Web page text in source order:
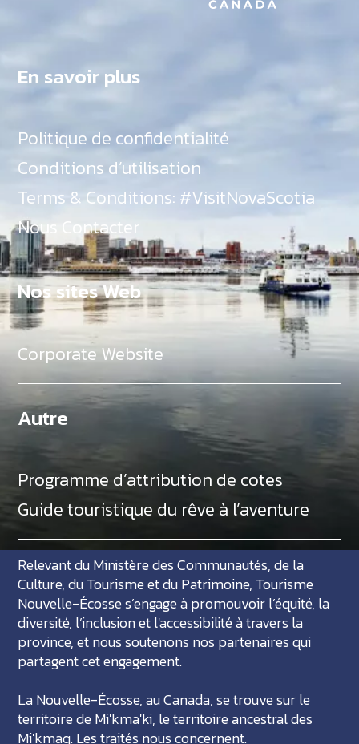
En savoir plus
Politique de confidentialité
Conditions d’utilisation
Terms & Conditions: #VisitNovaScotia
Nous Contacter
Nos sites Web
Corporate Website
Autre
Programme d’attribution de cotes
Guide touristique du rêve à l’aventure
Relevant du Ministère des Communautés, de la
Culture, du Tourisme et du Patrimoine, Tourisme
Nouvelle-Écosse s’engage à promouvoir l’équité, la
diversité, l’inclusion et l'accessibilité à travers la
province, et nous soutenons nos partenaires qui
partagent cet engagement.
La Nouvelle-Écosse, au Canada, se trouve sur le
territoire de Mi'kma'ki, le territoire ancestral des
Mi'kmaq. Les traités nous concernent.